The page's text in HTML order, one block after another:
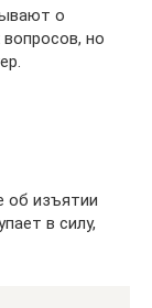
о
но
об изъятии
в силу,